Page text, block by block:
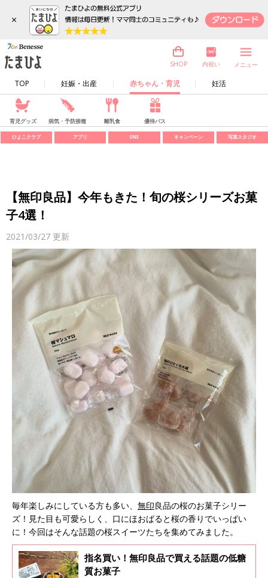
×
TOP 妊娠・出産 赤ちゃん・育児 妊活
SHOP 内祝い メニュー
育児グッズ 病気・予防接種 離乳食 優待パス
ひよこクラブ アプリ SNS キャンペーン 写真スタジオ
【無印良品】今年もきた！旬の桜シリーズお菓
子4選！
2021/03/27 更新
毎年楽しみにしている方も多い、 無印良品の桜のお菓子シリー
ズ！見た目も可愛らしく、口にほおばると桜の香りでいっぱい
に！今回はそんな話題の桜スイーツたちを集めてみました。
指名買い！無印良品で買える話題の低糖
質お菓子